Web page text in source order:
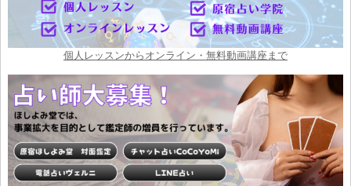
個人レッスンからオンライン・無料動画講座まで